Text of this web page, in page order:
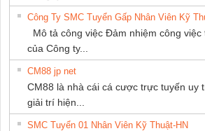
Công Ty SMC Tuyển Gấp Nhân Viên Kỹ
Mô tả công việc Đảm nhiệm công việc
của Công ty...
CM88 jp net
CM88 là nhà cái cá cược trực tuyến uy
giải trí hiện...
SMC Tuyển 01 Nhân Viên Kỹ Thuật-HN